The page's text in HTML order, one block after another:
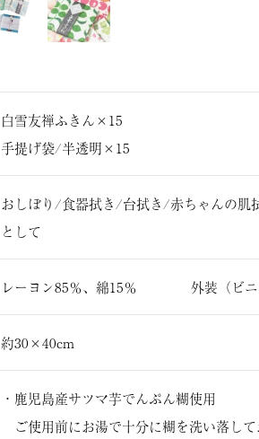
白雪友禅ふきん×15
手提げ袋/半透明×15
おしぼり/食器拭き/台拭き/赤ちゃんの肌
として
レーヨン85％、綿15％ 外装（ビニー
約30×40cm
・鹿児島産サツマ芋でんぷん糊使用
ご使用前にお湯で十分に糊を洗い落し